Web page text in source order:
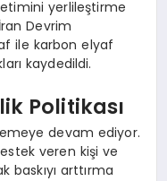
yerlileştirme
Devrim
ile karbon elyaf
kaydedildi.
Politikası
devam ediyor.
veren kişi ve
baskıyı arttırma